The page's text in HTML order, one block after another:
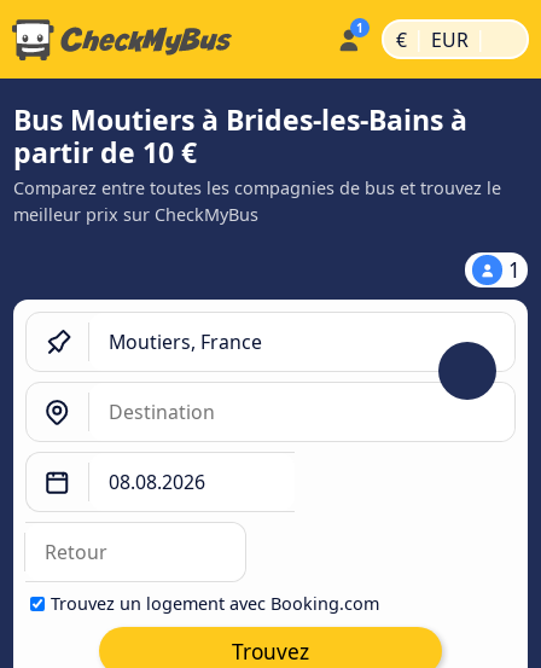
€ | EUR |
Bus Moutiers à Brides-les-Bains à
partir de 10 €
Comparez entre toutes les compagnies de bus et trouvez le
meilleur prix sur CheckMyBus
1
Trouvez un logement avec Booking.com
Trouvez